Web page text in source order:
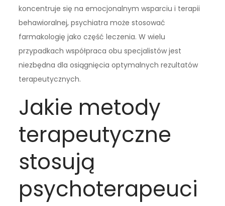
koncentruje się na emocjonalnym wsparciu i terapii
behawioralnej, psychiatra może stosować
farmakologię jako część leczenia. W wielu
przypadkach współpraca obu specjalistów jest
niezbędna dla osiągnięcia optymalnych rezultatów
terapeutycznych.
Jakie metody
terapeutyczne
stosują
psychoterapeuci